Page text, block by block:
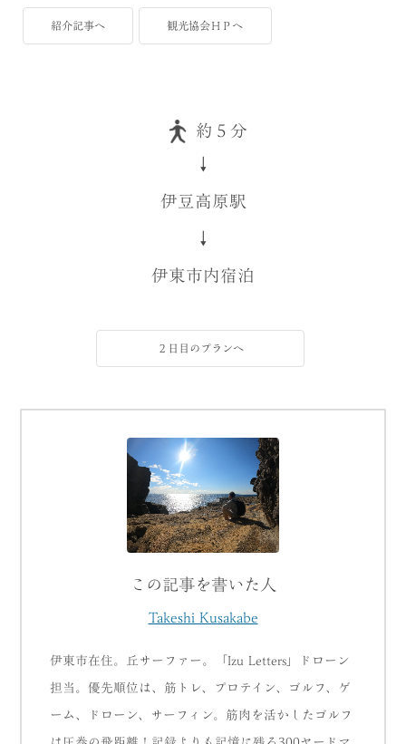
紹介記事へ 観光協会ＨＰへ
約５分
↓
伊豆高原駅
↓
伊東市内宿泊
２日目のプランへ
この記事を書いた人
Takeshi Kusakabe
伊東市在住。丘サーファー。「Izu Letters」ドローン
担当。優先順位は、筋トレ、プロテイン、ゴルフ、ゲ
ーム、ドローン、サーフィン。筋肉を活かしたゴルフ